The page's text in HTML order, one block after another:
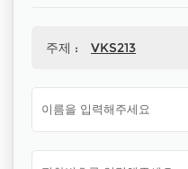
주제 : VKS213